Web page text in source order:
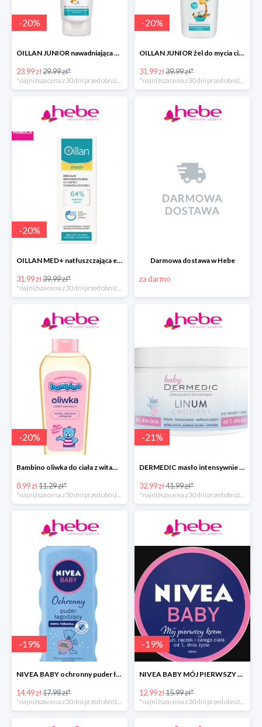
-20%
OILLAN JUNIOR nawadniająca emulsja do ciała
23.99 zł29.99 zł*
*najniższa cena z 30 dni przed obniżką
-20%
OILLAN JUNIOR żel do mycia ciała i włosów
31.99 zł39.99 zł*
*najniższa cena z 30 dni przed obniżką
-20%
OILLAN MED+ natłuszczająca emulsja do kąpieli, 500 ml
31.99 zł39.99 zł*
Darmowa dostawa w Hebe
za darmo
-20%
Bambino oliwka do ciała z witaminą F
8.99 zł11.29 zł*
-21%
DERMEDIC masło intensywnie natłuszczające do twarzy i ciała
32.99 zł41.99 zł*
-19%
NIVEA BABY ochronny puder łagodzący dla dzieci
14.49 zł17.98 zł*
*najniższa cena z 30 dni przed obniżką
-19%
NIVEA BABY MÓJ PIERWSZY KREM
12.99 zł15.99 zł*
*najniższa cena z 30 dni przed obniżką